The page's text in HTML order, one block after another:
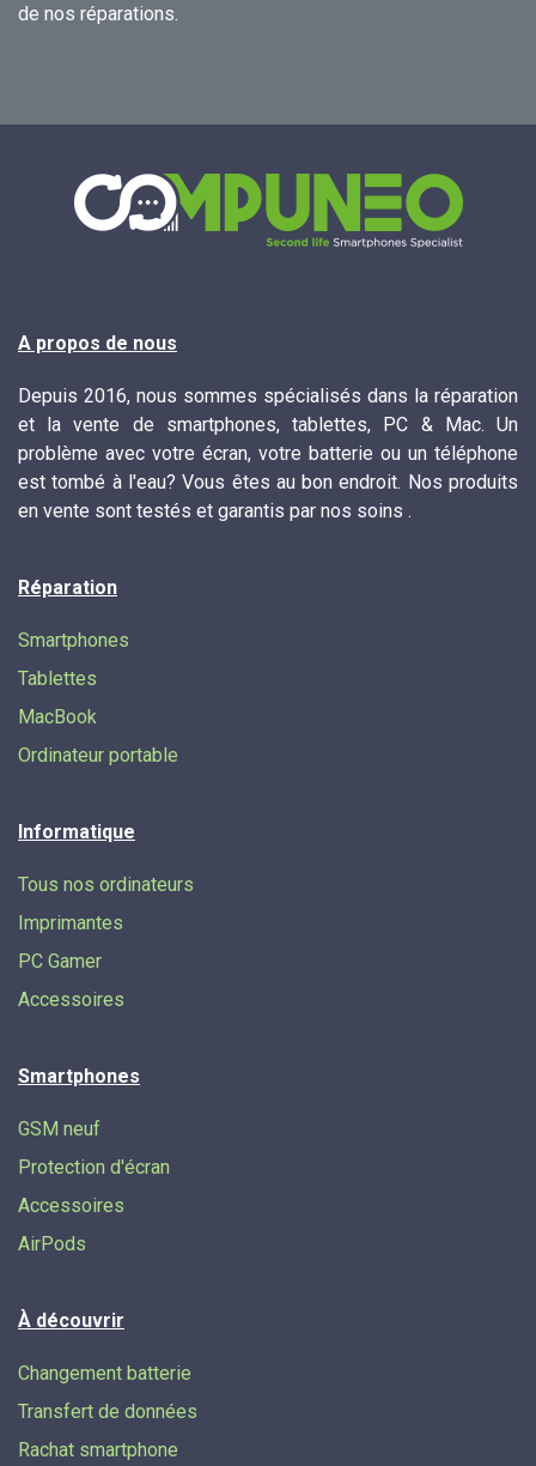
de nos réparations.
A propos de nous
Depuis 2016, nous sommes spécialisés dans la réparation
et la vente de smartphones, tablettes, PC & Mac. Un
problème avec votre écran, votre batterie ou un téléphone
est tombé à l'eau? Vous êtes au bon endroit. Nos produits
en vente sont testés et garantis par nos soins .
Réparation
Smartphones
Tablettes
MacBook
Ordinateur portable
Informatique
Tous nos ordinateurs
Imprimantes
PC Gamer
Accessoires
Smartphones
GSM neuf
Protection d'écran
Accessoires
AirPods
À découvrir
Changement batterie
Transfert de données​
Rachat smartphone